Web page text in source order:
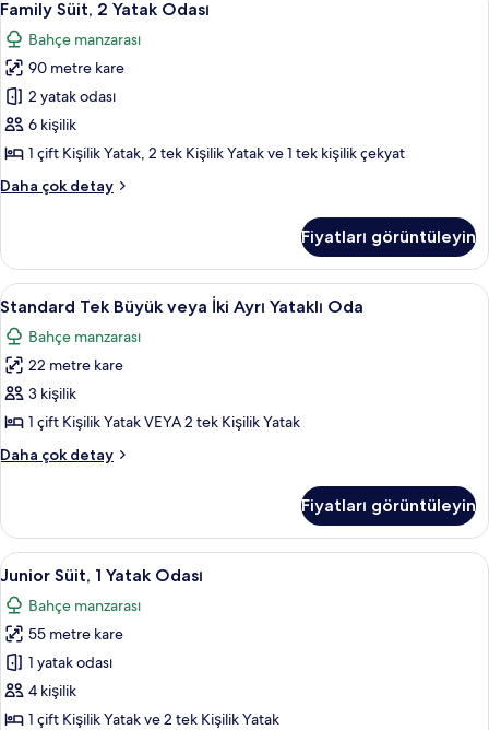
Süit,
2
Yatak
Odası
için
tüm
görün
8
Family Süit, 2 Yatak Odası
Bahçe manzarası
90 metre kare
2 yatak odası
6 kişilik
1 çift Kişilik Yatak, 2 tek Kişilik Yatak ve 1 tek kişilik çekyat
Daha çok detay
Family
Odası
hakkında
daha
fazla
detay
Fiyatları görüntüleyin
Standard
Tek
Büyük
veya
İki
Ayrı
Yataklı
Oda
tüm
fotoğrafları
görün
Standard Tek Büyük veya İki Ayrı
14
Standard Tek Büyük veya İki Ayrı Yataklı Oda
Bahçe manzarası
22 metre kare
3 kişilik
1 çift Kişilik Yatak VEYA 2 tek Kişilik Yatak
Daha çok detay
Standard
İki
Ayrı
Yataklı
Oda
hakkında
daha
fazla
detay
Fiyatları görüntüleyin
Junior
Süit,
Yatak
Odası
için
tüm
10
Junior Süit, 1 Yatak Odası
Bahçe manzarası
55 metre kare
1 yatak odası
4 kişilik
1 çift Kişilik Yatak ve 2 tek Kişilik Yatak